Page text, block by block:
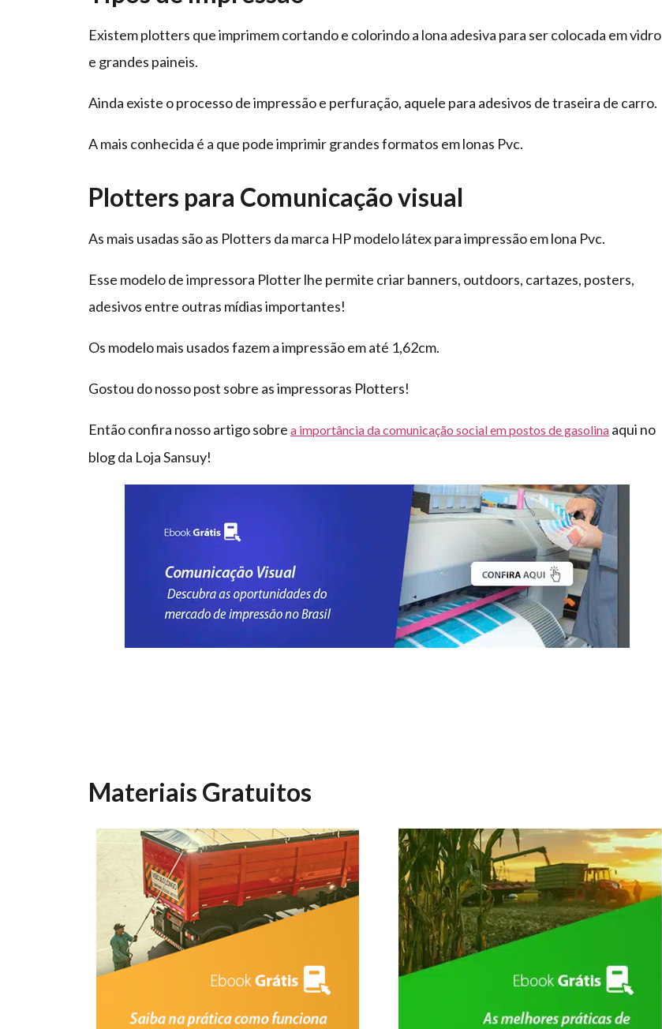
Existem plotters que imprimem cortando e colorindo a lona adesiva para ser colocada em vidro
e grandes paineis.
Ainda existe o processo de impressão e perfuração, aquele para adesivos de traseira de carro.
A mais conhecida é a que pode imprimir grandes formatos em lonas Pvc.
Plotters para Comunicação visual
As mais usadas são as Plotters da marca HP modelo látex para impressão em lona Pvc.
Esse modelo de impressora Plotter lhe permite criar banners, outdoors, cartazes, posters,
adesivos entre outras mídias importantes!
Os modelo mais usados fazem a impressão em até 1,62cm.
Gostou do nosso post sobre as impressoras Plotters!
Então confira nosso artigo sobre a importância da comunicação social em postos de gasolina aqui no
blog da Loja Sansuy!
Materiais Gratuitos